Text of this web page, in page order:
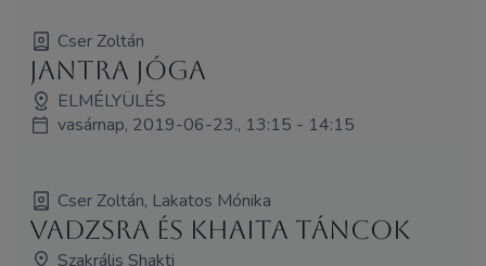
Cser Zoltán
Jantra jóga
ELMÉLYÜLÉS
vasárnap, 2019-06-23., 13:15 - 14:15
Cser Zoltán, Lakatos Mónika
Vadzsra és Khaita Táncok
Szakrális Shakti